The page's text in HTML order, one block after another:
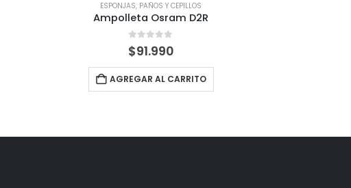
ESPONJAS, PAÑOS Y CEPILLOS
Ampolleta Osram D2R
0 out of 5
$91.990
AGREGAR AL CARRITO